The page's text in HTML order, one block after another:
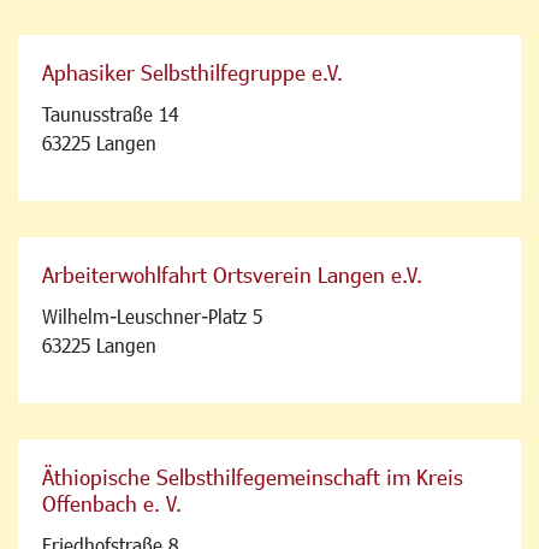
Aphasiker Selbsthilfegruppe e.V.
Taunusstraße 14
63225 Langen
Arbeiterwohlfahrt Ortsverein Langen e.V.
Wilhelm-Leuschner-Platz 5
63225 Langen
Äthiopische Selbsthilfegemeinschaft im Kreis
Offenbach e. V.